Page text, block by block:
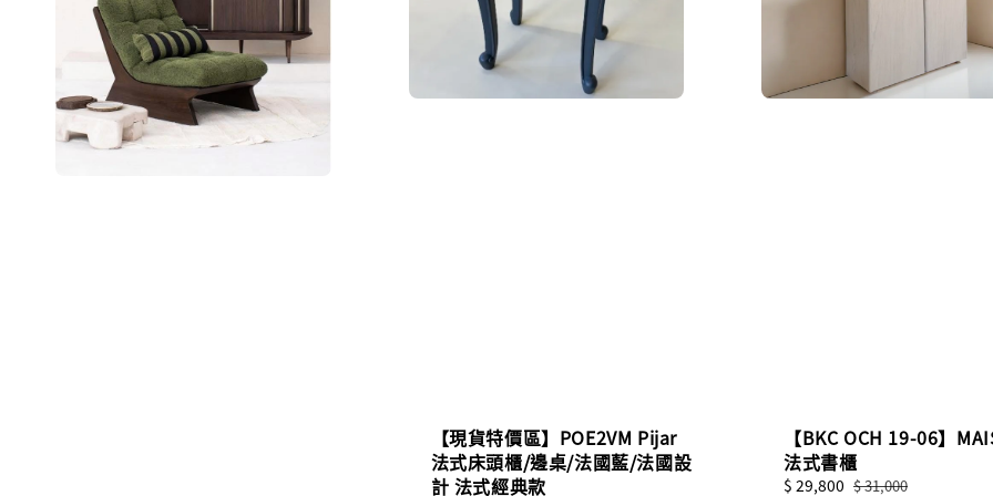
【現貨特價區】POE2VM Pijar
法式床頭櫃/邊桌/法國藍/法國設
計 法式經典款
【BKC OCH 19-06】
法式書櫃
Sale
$ 29,800 Regular
$ 31,000